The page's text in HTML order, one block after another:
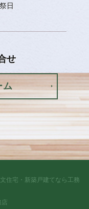
日
せ
ム
住宅・新築戸建てなら工務